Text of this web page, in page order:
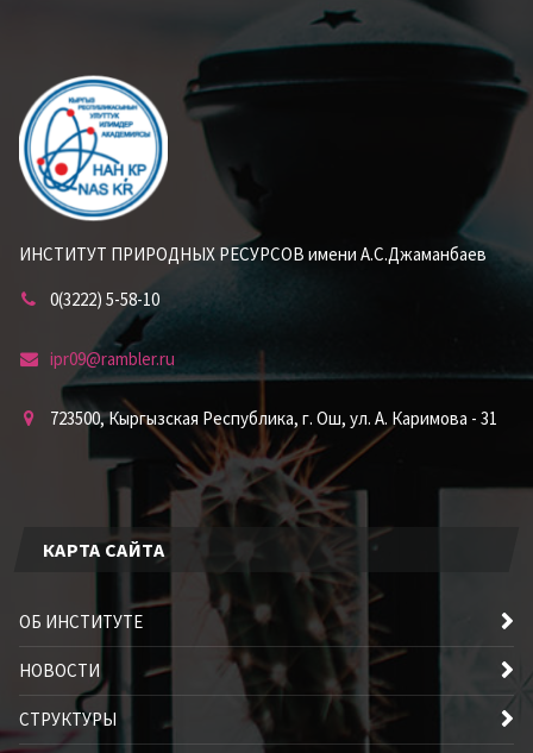
ИНСТИТУТ ПРИРОДНЫХ РЕСУРСОВ имени А.С.Джаманбаев
0(3222) 5-58-10
ipr09@rambler.ru
723500, Кыргызская Республика, г. Ош, ул. А. Каримова - 31
КАРТА САЙТА
ОБ ИНСТИТУТЕ
НОВОСТИ
СТРУКТУРЫ